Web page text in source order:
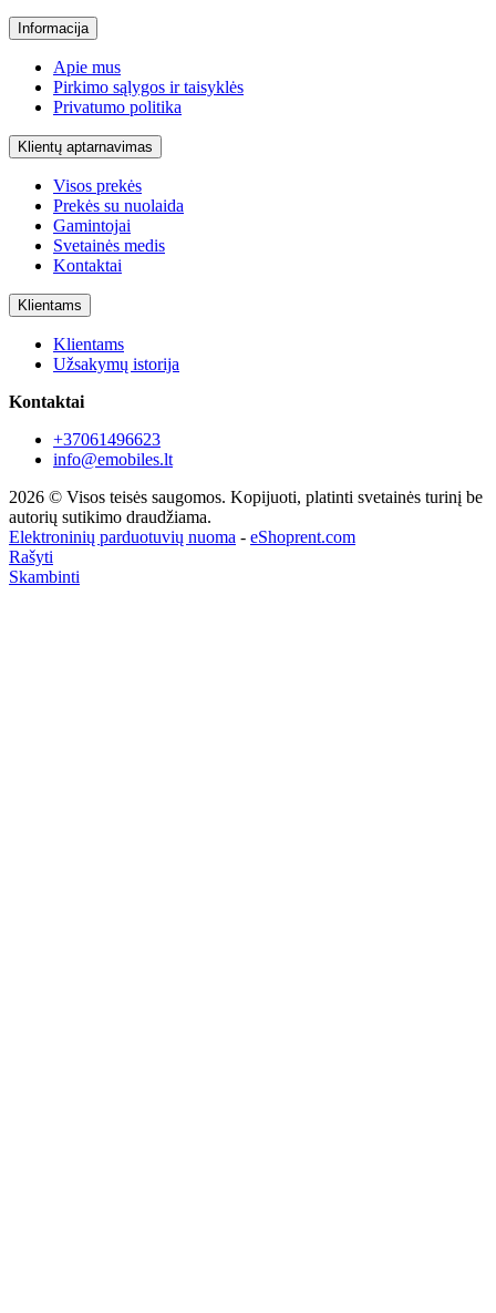
Informacija
Apie mus
Pirkimo sąlygos ir taisyklės
Privatumo politika
Klientų aptarnavimas
Visos prekės
Prekės su nuolaida
Gamintojai
Svetainės medis
Kontaktai
Klientams
Klientams
Užsakymų istorija
Kontaktai
+37061496623
info@emobiles.lt
2026 © Visos teisės saugomos. Kopijuoti, platinti svetainės turinį be
autorių sutikimo draudžiama.
Elektroninių parduotuvių nuoma - eShoprent.com
Rašyti
Skambinti